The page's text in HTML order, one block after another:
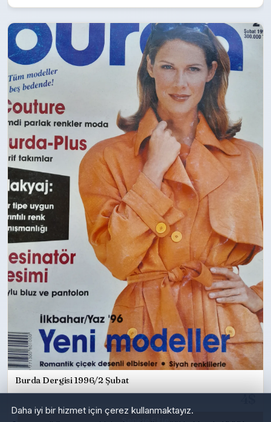
Burda Dergisi 1996/2 Şubat
4$
Daha iyi bir hizmet için çerez kullanmaktayız.